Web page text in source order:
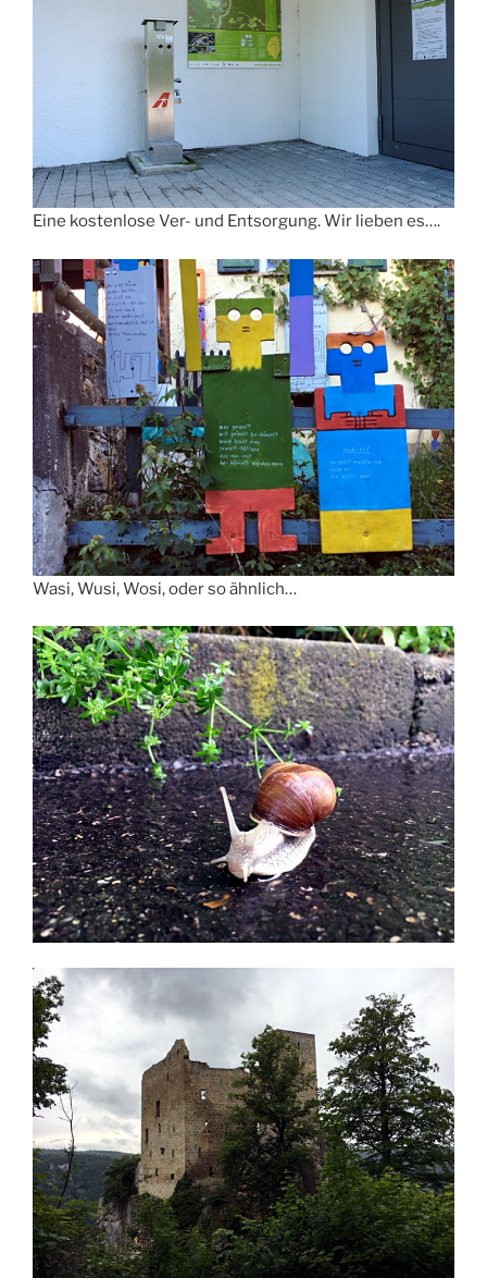
Eine kostenlose Ver- und Entsorgung. Wir lieben es….
Wasi, Wusi, Wosi, oder so ähnlich…